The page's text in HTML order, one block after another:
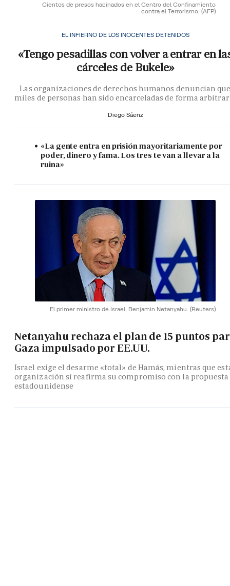
Cientos de presos hacinados en el Centro del Confinamiento
contra el Terrorismo. (AFP)
EL INFIERNO DE LOS INOCENTES DETENIDOS
«Tengo pesadillas con volver a entrar en
cárceles de Bukele»
Las organizaciones de derechos humanos denuncian
miles de personas han sido encarceladas de forma
Diego Sáenz
«La gente entra en prisión mayoritariamente por
poder, dinero y fama. Los tres te van a llevar a la
ruina»
El primer ministro de Israel, Benjamin Netanyahu. (Reuters)
Netanyahu rechaza el plan de 15 puntos
Gaza impulsado por EE.UU.
Israel exige el desarme «total» de Hamás, mientras que
organización sí reafirma su compromiso con la propuesta
estadounidense